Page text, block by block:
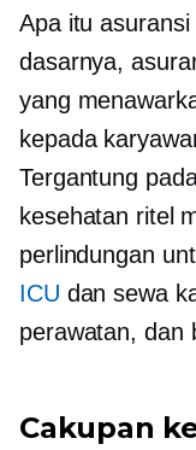
Apa itu
dasarnya,
yang
kepada
Tergantung
kesehatan ritel
perlindungan
ICU dan sewa
perawatan, dan
Cakupan